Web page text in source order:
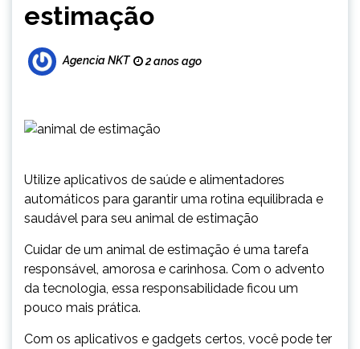
estimação
Agencia NKT 2 anos ago
Utilize aplicativos de saúde e alimentadores
automáticos para garantir uma rotina equilibrada e
saudável para seu animal de estimação
Cuidar de um animal de estimação é uma tarefa
responsável, amorosa e carinhosa. Com o advento
da tecnologia, essa responsabilidade ficou um
pouco mais prática.
Com os aplicativos e gadgets certos, você pode ter